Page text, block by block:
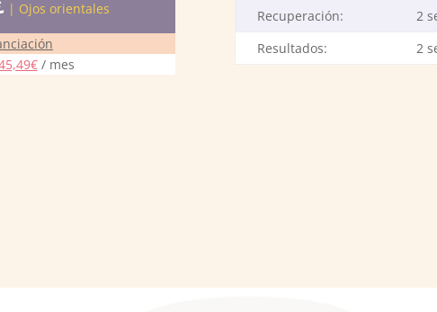
| Ojos orientales
/ mes
Recuperación:
2
Resultados:
2